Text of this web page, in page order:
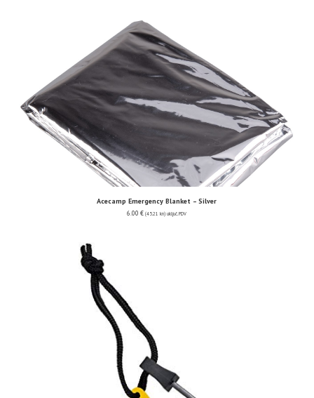
Acecamp Emergency Blanket – Silver
6.00 € (45.21 kn) uključ. PDV